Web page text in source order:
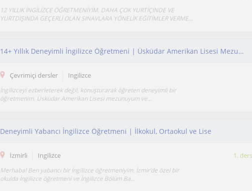
12 YILLIK İNGİLİZCE ÖĞRETMENİYİM. DAHA ÇOK YURTİÇİNDE VE
YURTDIŞINDA GEÇERLİ OLAN SINAVLARA YÖNELİK EĞİTİMLER VERME...
14+ Yıllık Deneyimli İngilizce Öğretmeni | Üsküdar Amerikan Lisesi Mezunu | Online & Yüz Yüze | Çocuk & Yetişkin
Çevrimiçi dersler Ingilizce
İngilizceyi ezberleterek değil, konuşturarak öğreten deneyimli bir
öğretmenim. Üsküdar Amerikan Lisesi mezunuyum ve...
Deneyimli Yabancı İngilizce Öğretmeni | İlkokul, Ortaokul ve Lise
İzmirli Ingilizce 1.
Merhaba! Ben yabancı bir İngilizce öğretmeniyim. İzmir’de özel bir
okulda İngilizce öğretmeni ve İngilizce Bölüm Ba...